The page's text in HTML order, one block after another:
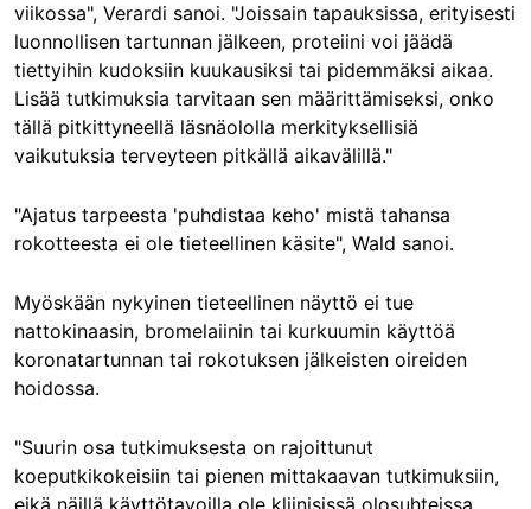
viikossa", Verardi sanoi. "Joissain tapauksissa, erityisesti
luonnollisen tartunnan jälkeen, proteiini voi jäädä
tiettyihin kudoksiin kuukausiksi tai pidemmäksi aikaa.
Lisää tutkimuksia tarvitaan sen määrittämiseksi, onko
tällä pitkittyneellä läsnäololla merkityksellisiä
vaikutuksia terveyteen pitkällä aikavälillä."
"Ajatus tarpeesta 'puhdistaa keho' mistä tahansa
rokotteesta ei ole tieteellinen käsite", Wald sanoi.
Myöskään nykyinen tieteellinen näyttö ei tue
nattokinaasin, bromelaiinin tai kurkuumin käyttöä
koronatartunnan tai rokotuksen jälkeisten oireiden
hoidossa.
"Suurin osa tutkimuksesta on rajoittunut
koeputkikokeisiin tai pienen mittakaavan tutkimuksiin,